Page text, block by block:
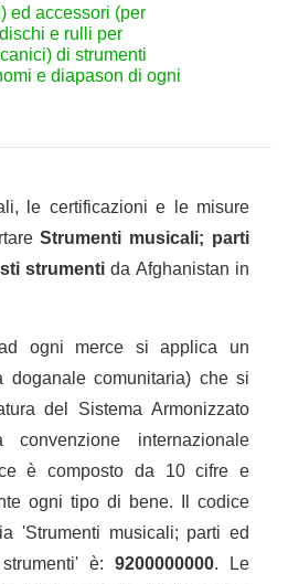
ed accessori (per
e rulli per
di strumenti
e diapason di ogni
le certificazioni e le misure
Strumenti musicali; parti
strumenti da Afghanistan in
ogni merce si applica un
doganale comunitaria) che si
del Sistema Armonizzato
internazionale
è composto da 10 cifre e
ogni tipo di bene. Il codice
'Strumenti musicali; parti ed
è: 9200000000. Le